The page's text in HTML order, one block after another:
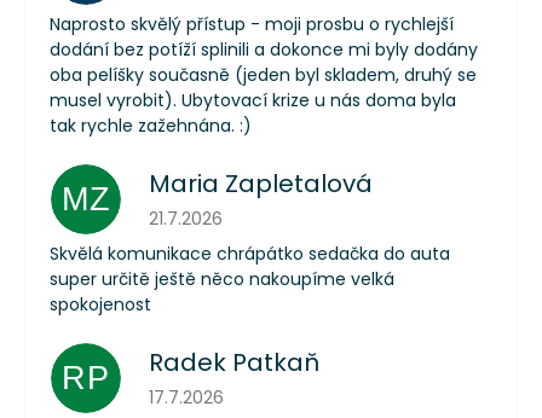
Naprosto skvělý přístup - moji prosbu o rychlejší
dodání bez potíží splinili a dokonce mi byly dodány
oba pelíšky současně (jeden byl skladem, druhý se
musel vyrobit). Ubytovací krize u nás doma byla
tak rychle zažehnána. :)
MZ Maria Zapletalová
Hodnocení obchodu je 5 z 5 hvězdiček.
21.7.2026
Skvělá komunikace chrápátko sedačka do auta
super určitě ještě něco nakoupíme velká
spokojenost
RP Radek Patkaň
Hodnocení obchodu je 5 z 5 hvězdiček.
17.7.2026